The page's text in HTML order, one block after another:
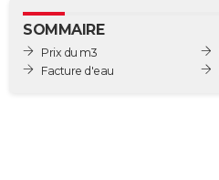
Art de vivre
Bien-être
Loisirs
Mode
Modes de vie
SANTE
Alimentation
Guide de la santé
Maladies
Médicaments
Sommeil
VOYAGE
SOMMAIRE
Prix du m3
Facture d'eau